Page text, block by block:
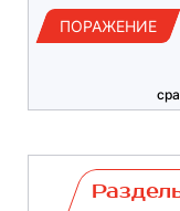
ПОРАЖЕНИЕ